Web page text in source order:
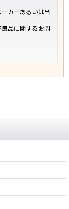
カーあるいは当
品に関するお問